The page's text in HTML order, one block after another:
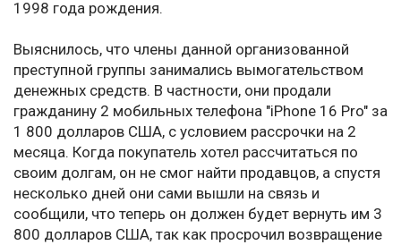
1998 года рождения.
Выяснилось, что члены данной организованной
преступной группы занимались вымогательством
денежных средств. В частности, они продали
гражданину 2 мобильных телефона "iPhone 16 Pro" за
1 800 долларов США, с условием рассрочки на 2
месяца. Когда покупатель хотел рассчитаться по
своим долгам, он не смог найти продавцов, а спустя
несколько дней они сами вышли на связь и
сообщили, что теперь он должен будет вернуть им 3
800 долларов США, так как просрочил возвращение